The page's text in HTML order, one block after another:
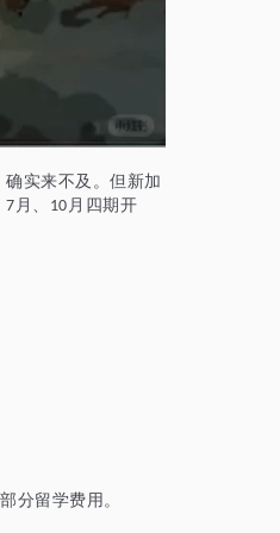
实来不及。但新加
7 月、 10 月四期开
分留学费用。